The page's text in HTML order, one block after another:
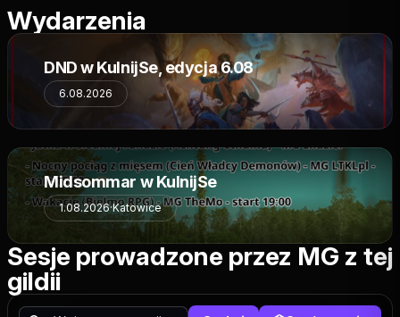
Wydarzenia
DND w KulnijSe, edycja 6.08
6.08.2026
Midsommar w KulnijSe
1.08.2026·Katowice
Sesje prowadzone przez MG z tej
gildii